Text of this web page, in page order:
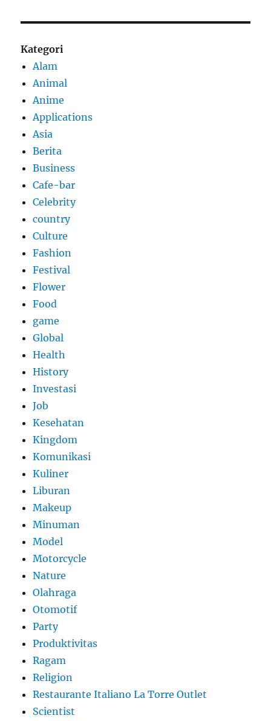
Kategori
Alam
Animal
Anime
Applications
Asia
Berita
Business
Cafe-bar
Celebrity
country
Culture
Fashion
Festival
Flower
Food
game
Global
Health
History
Investasi
Job
Kesehatan
Kingdom
Komunikasi
Kuliner
Liburan
Makeup
Minuman
Model
Motorcycle
Nature
Olahraga
Otomotif
Party
Produktivitas
Ragam
Religion
Restaurante Italiano La Torre Outlet
Scientist